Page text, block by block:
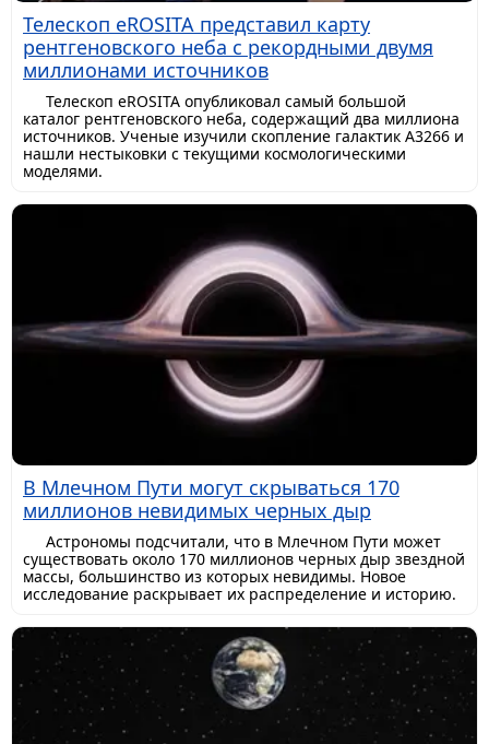
Телескоп eROSITA представил карту
рентгеновского неба с рекордными двумя
миллионами источников
Телескоп eROSITA опубликовал самый большой
каталог рентгеновского неба, содержащий два миллиона
источников. Ученые изучили скопление галактик A3266 и
нашли нестыковки с текущими космологическими
моделями.
В Млечном Пути могут скрываться 170
миллионов невидимых черных дыр
Астрономы подсчитали, что в Млечном Пути может
существовать около 170 миллионов черных дыр звездной
массы, большинство из которых невидимы. Новое
исследование раскрывает их распределение и историю.